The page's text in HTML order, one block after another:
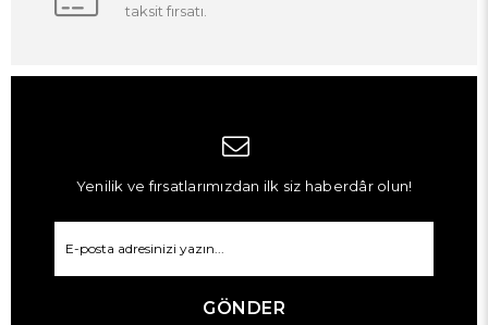
taksit fırsatı.
Yenilik ve fırsatlarımızdan ilk siz haberdâr olun!
GÖNDER